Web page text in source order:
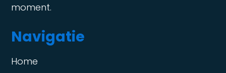
moment.
Navigatie
Home